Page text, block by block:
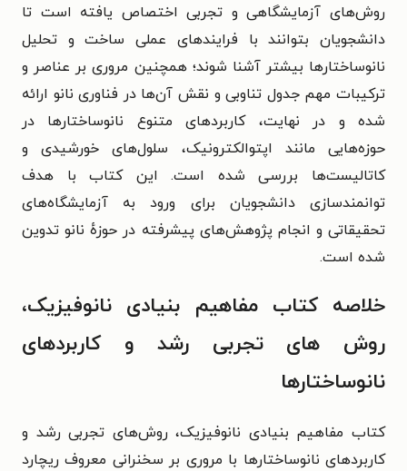
روش‌های آزمایشگاهی و تجربی اختصاص یافته است تا
دانشجویان بتوانند با فرایندهای عملی ساخت و تحلیل
نانوساختارها بیشتر آشنا شوند؛ همچنین مروری بر عناصر و
ترکیبات مهم جدول تناوبی و نقش آن‌ها در فناوری نانو ارائه
شده و در نهایت، کاربردهای متنوع نانوساختارها در
حوزه‌هایی مانند اپتوالکترونیک، سلول‌های خورشیدی و
کاتالیست‌ها بررسی شده است. این کتاب با هدف
توانمندسازی دانشجویان برای ورود به آزمایشگاه‌های
تحقیقاتی و انجام پژوهش‌های پیشرفته در حوزهٔ نانو تدوین
شده است.
خلاصه کتاب مفاهیم بنیادی نانوفیزیک،
روش های تجربی رشد و کاربردهای
نانوساختارها
کتاب مفاهیم بنیادی نانوفیزیک، روش‌های تجربی رشد و
کاربردهای نانوساختارها با مروری بر سخنرانی معروف ریچارد